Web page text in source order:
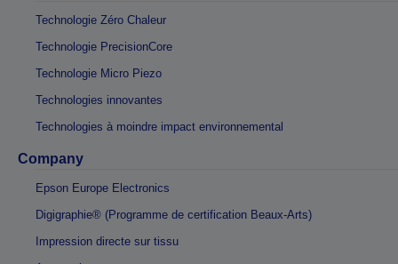
Technologie Zéro Chaleur
Technologie PrecisionCore
Technologie Micro Piezo
Technologies innovantes
Technologies à moindre impact environnemental
Company
Epson Europe Electronics
Digigraphie® (Programme de certification Beaux-Arts)
Impression directe sur tissu